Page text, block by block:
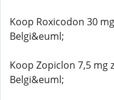
Koop Roxicodon 30
Belgi&euml;
Koop Zopiclon 7,5 mg
Belgi&euml;